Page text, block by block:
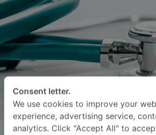
Consent letter.
We use cookies to improve your
experience, advertising service,
analytics. Click "Accept All" to